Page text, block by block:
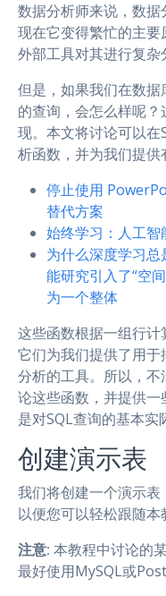
数据分析师来说，数据
现在它变得繁忙的主
外部工具对其进行复杂
但是，如果我们在数
的查询，会怎么样呢
现。本文将讨论可以在
析函数，并为我们提供
停止使用
替代方案
始终学习：人工
为什么深度学习
能研究引入了“空
为一个整体
这些函数根据一组行计
它们为我们提供了用
分析的工具。所以，
论这些函数，并提供
是对SQL查询的基本实
创建演示表
我们将创建一个演示表
以便您可以轻松跟随本
注意: 本教程中讨论的
最好使用MySQL或